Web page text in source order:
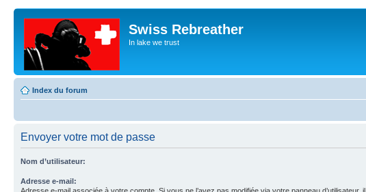
Swiss Rebreather
In lake we trust
Index du forum
Envoyer votre mot de passe
Nom d’utilisateur:
Adresse e-mail: